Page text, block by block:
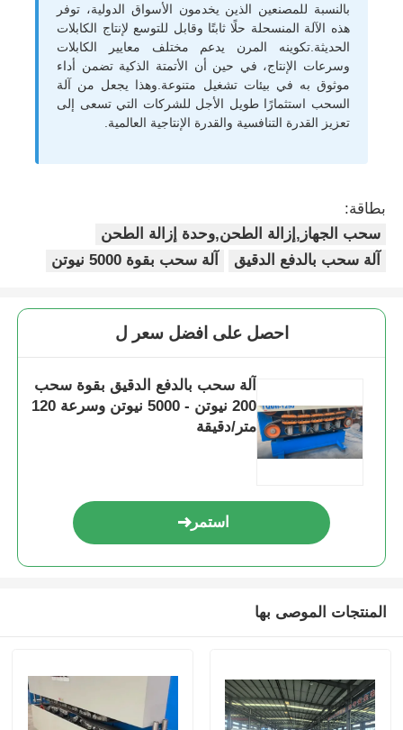
آلة اللف
سحب الجهاز
آلة حزم الكابلات
آلة إزالة الطحن
بالنسبة للمصنعين الذين يخدمون الأسواق الدولية، توفر
هذه الآلة المنسحلة حلًا ثابتًا وقابل للتوسع لإنتاج الكابلات
الحديثة.تكوينه المرن يدعم مختلف معايير الكابلات
وسرعات الإنتاج، في حين أن الأتمتة الذكية تضمن أداء
موثوق به في بيئات تشغيل متنوعة.وهذا يجعل من آلة
السحب استثمارًا طويل الأجل للشركات التي تسعى إلى
تعزيز القدرة التنافسية والقدرة الإنتاجية العالمية.
بطاقة:
سحب الجهاز,إزالة الطحن,وحدة إزالة الطحن
آلة سحب بالدفع الدقيق
آلة سحب بقوة 5000 نيوتن
احصل على افضل سعر ل
آلة سحب بالدفع الدقيق بقوة سحب
200 نيوتن - 5000 نيوتن وسرعة 120
متر/دقيقة
استمر
المنتجات الموصى بها